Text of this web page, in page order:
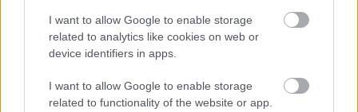
I want to allow Google to enable storage
related to analytics like cookies on web or
device identifiers in apps.
I want to allow Google to enable storage
related to functionality of the website or app.
Ανοικτές 1.779 θέσεις εργασίας στο
Δημόσιο (χωρίς πτυχίο)